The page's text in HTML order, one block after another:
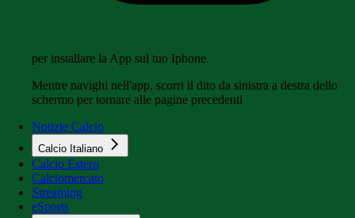
per installare la App sul tuo Iphone.
Mentre navighi nell'app, scorri il dito da sinistra a destra dello
schermo per tornare alle pagine precedenti
Notizie Calcio
Calcio Italiano
Calcio Estero
Calciomercato
Streaming
eSports